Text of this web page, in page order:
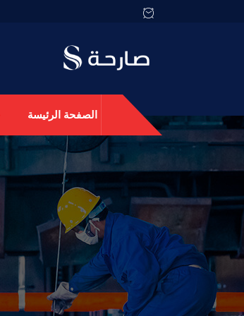
الصفحة الرئيسة